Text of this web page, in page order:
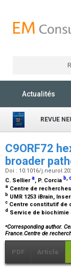
Actualités
REVUE
C9ORF72
broader
Doi : 10.1016/
C. Selliera, P. Corcia b,
a Centre de
b UMR 1253 iBrain,
c Centre constitutif de
d Service de biochimie
⁎Corresponding author.
France.Centre de
PDF Article